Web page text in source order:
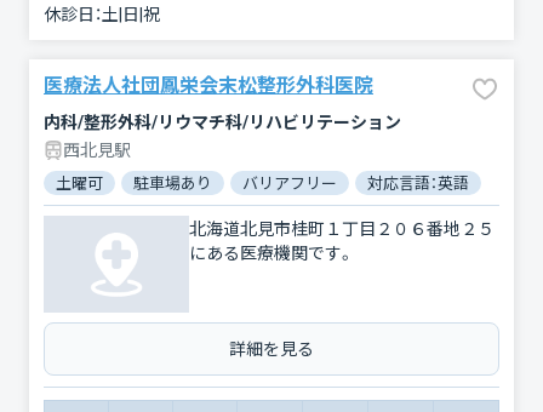
休診日：土|日|祝
医療法人社団鳳栄会末松整形外科医院
内科/整形外科/リウマチ科/リハビリテーション
西北見駅
土曜可 駐車場あり バリアフリー 対応言語：英語
北海道北見市桂町１丁目２０６番地２５
にある医療機関です。
詳細を見る